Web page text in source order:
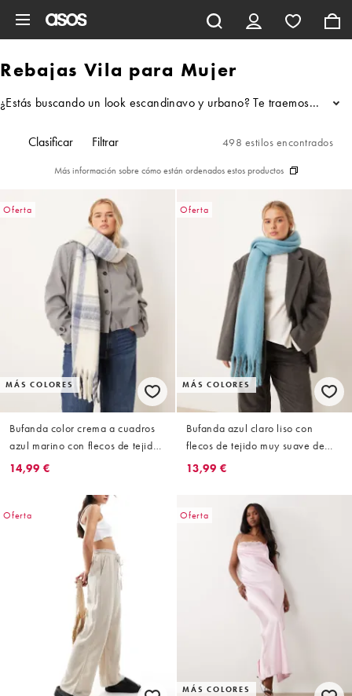
Rebajas Vila para Mujer
¿Estás buscando un look escandinavo y urbano? Te traemos las
...
Clasificar Filtrar 498 estilos encontrados
Más información sobre cómo están ordenados estos productos
Oferta
MÁS COLORES
Bufanda color crema a cuadros
azul marino con flecos de tejido
muy suave de VILA
14,99 €
Oferta
MÁS COLORES
Bufanda azul claro liso con
flecos de tejido muy suave de
VILA
13,99 €
Oferta Oferta
MÁS COLORES